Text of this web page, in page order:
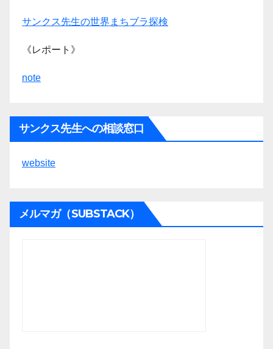
サンクス先生の世界まちブラ探検
《レポート》
note
サンクス先生への相談窓口
website
メルマガ（SUBSTACK）